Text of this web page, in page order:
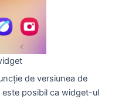
de versiunea de
posibil ca widget-ul